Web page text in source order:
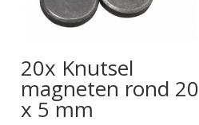
20x Knutsel
magneten rond 20
x 5 mm